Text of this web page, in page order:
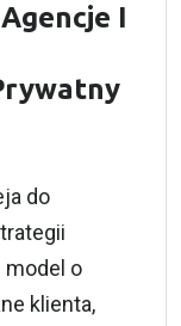
I
do
model o
klienta,